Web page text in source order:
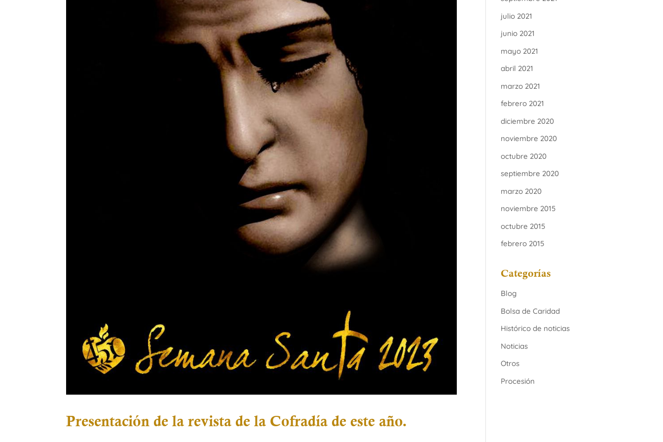
Presentación de la revista de la Cofradía de este año.
julio 2021
junio 2021
mayo 2021
abril 2021
marzo 2021
febrero 2021
diciembre 2020
noviembre 2020
octubre 2020
septiembre 2020
marzo 2020
noviembre 2015
octubre 2015
febrero 2015
Categorías
Blog
Bolsa de Caridad
Histórico de noticias
Noticias
Otros
Procesión